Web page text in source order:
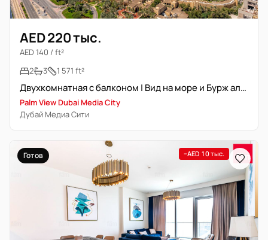
AED 220 тыс.
AED 140 / ft²
2
3 1 571 ft²
Двухкомнатная с балконом | Вид на море и Бурж аль-Араб
Palm View Dubai Media City
Дубай Медиа Сити
Готов −AED 10 тыс.